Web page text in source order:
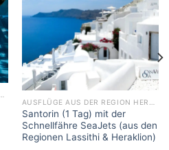
Add to
Wishlist
Santorin (1 Tag) mit der
Schnellfähre SeaJets (aus den
Regionen Lassithi & Heraklion)